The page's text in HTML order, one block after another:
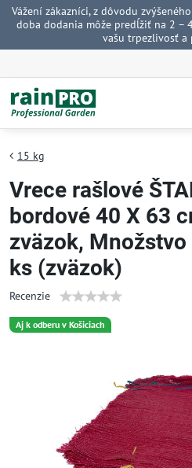
Vážení zákazníci, z dôvodu
doba dodania môže predĺžiť na 2 –
vašu trpezlivosť a
Aj k odberu v Košiciach
15 kg
Vrece rašlové
bordové 40 X 63
zväzok,
ks (zväzok)
Recenzie